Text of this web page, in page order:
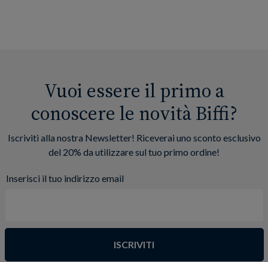
Vuoi essere il primo a
conoscere le novità Biffi?
Iscriviti alla nostra Newsletter! Riceverai uno sconto esclusivo
del 20% da utilizzare sul tuo primo ordine!
Inserisci il tuo indirizzo email
ISCRIVITI